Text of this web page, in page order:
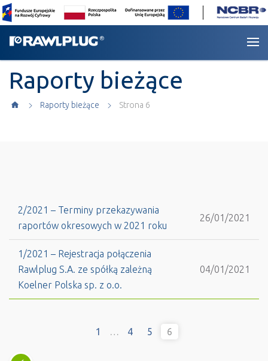
Raporty bieżące
Raporty bieżące Strona 6
2/2021 – Terminy przekazywania
raportów okresowych w 2021 roku
26/01/2021
1/2021 – Rejestracja połączenia
Rawlplug S.A. ze spółką zależną
Koelner Polska sp. z o.o.
04/01/2021
1 … 4 5 6